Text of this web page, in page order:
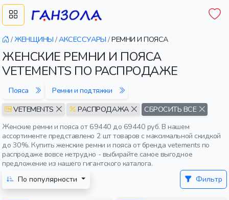
/ ЖЕНЩИНЫ /АКСЕССУАРЫ /РЕМНИ И ПОЯСА
ЖЕНСКИЕ РЕМНИ И ПОЯСА
VETEMENTS ПО РАСПРОДАЖЕ
Пояса
Ремни и подтяжки
VETEMENTS
РАСПРОДАЖА
СБРОСИТЬ ВСЕ
Женские ремни и пояса от 69440 до 69440 руб. В нашем
ассортименте представлено 2 шт товаров с максимальной скидкой
до 30%. Купить женские ремни и пояса от бренда vetements по
распродаже вовсе нетрудно - выбирайте самое выгодное
предложение из нашего гигантского каталога.
По популярности
Фильтр